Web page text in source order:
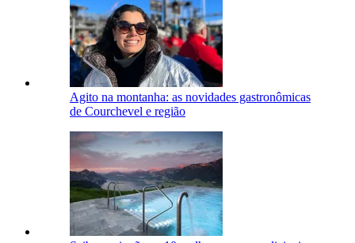
Agito na montanha: as novidades gastronômicas
de Courchevel e região